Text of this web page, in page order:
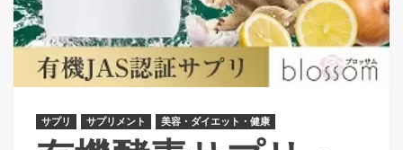
サプリ サプリメント 美容・ダイエット・健康